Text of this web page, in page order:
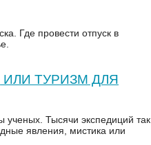
Где провести отпуск в
ТУРИЗМ ДЛЯ
ученых. Тысячи экспедиций так
явления, мистика или